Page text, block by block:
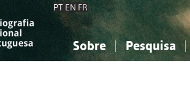
PT EN FR
Sobre Pesquisa